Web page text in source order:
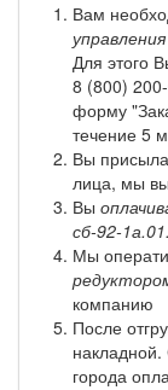
Вам
Для этого
8 (800)
форму
течение 5
Вы
лица, мы
Вы
сб-92-
Мы
компанию
После
города